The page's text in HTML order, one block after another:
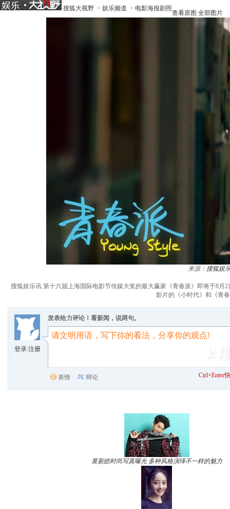
搜狐大视野 > 娱乐频道 > 电影海报剧照
查看原图 全部图片
来源： 搜狐娱
搜狐娱乐讯 第十六届上海国际电影节传媒大奖的最大赢家《青春派》即将于8
影片的《小时代》和《青
登录/注册
发表给力评论！看新闻，说两句。
表情 辩论 Ctrl+Enter
黄新皓时尚写真曝光 多种风格演绎不一样的魅力